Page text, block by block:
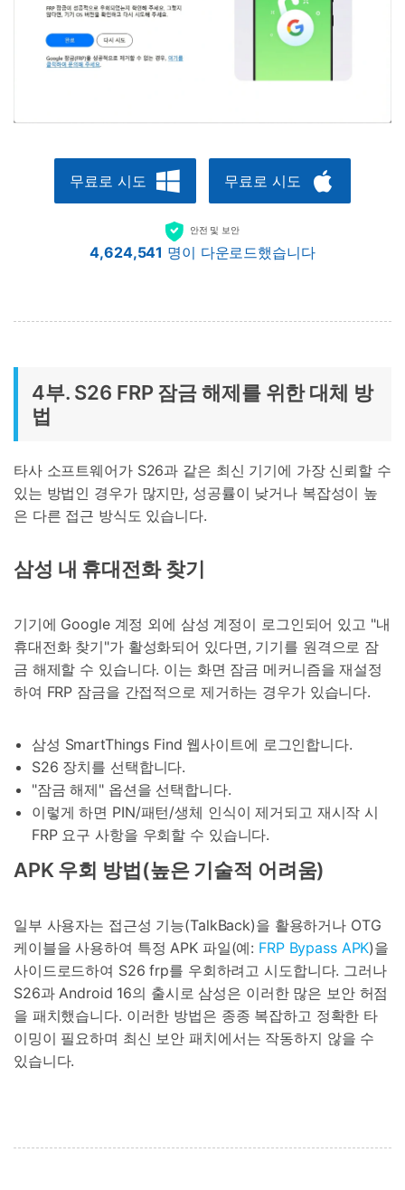
무료로 시도 무료로 시도
안전 및 보안
4,624,541 명이 다운로드했습니다
4부. S26 FRP 잠금 해제를 위한 대체 방
법
타사 소프트웨어가 S26과 같은 최신 기기에 가장 신뢰할 수
있는 방법인 경우가 많지만, 성공률이 낮거나 복잡성이 높
은 다른 접근 방식도 있습니다.
삼성 내 휴대전화 찾기
기기에 Google 계정 외에 삼성 계정이 로그인되어 있고 "내
휴대전화 찾기"가 활성화되어 있다면, 기기를 원격으로 잠
금 해제할 수 있습니다. 이는 화면 잠금 메커니즘을 재설정
하여 FRP 잠금을 간접적으로 제거하는 경우가 있습니다.
삼성 SmartThings Find 웹사이트에 로그인합니다.
S26 장치를 선택합니다.
"잠금 해제" 옵션을 선택합니다.
이렇게 하면 PIN/패턴/생체 인식이 제거되고 재시작 시
FRP 요구 사항을 우회할 수 있습니다.
APK 우회 방법(높은 기술적 어려움)
일부 사용자는 접근성 기능(TalkBack)을 활용하거나 OTG
케이블을 사용하여 특정 APK 파일(예: FRP Bypass APK)을
사이드로드하여 S26 frp를 우회하려고 시도합니다. 그러나
S26과 Android 16의 출시로 삼성은 이러한 많은 보안 허점
을 패치했습니다. 이러한 방법은 종종 복잡하고 정확한 타
이밍이 필요하며 최신 보안 패치에서는 작동하지 않을 수
있습니다.